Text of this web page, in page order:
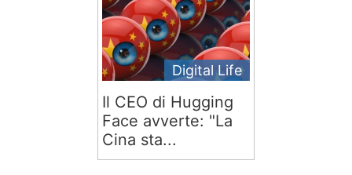
Digital Life
Il CEO di Hugging
Face avverte: "La
Cina sta...